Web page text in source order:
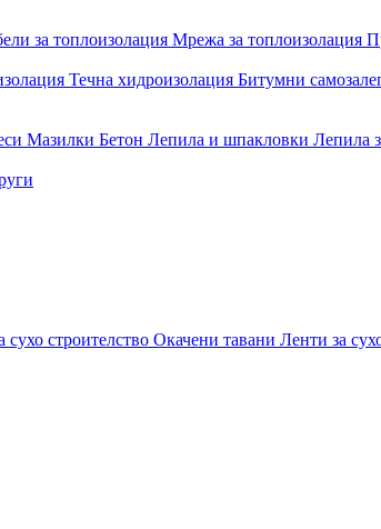
за топлоизолация Мрежа за топлоизолация
Течна хидроизолация Битумни
Мазилки Бетон Лепила и шпакловки Лепила
строителство Окачени тавани Ленти за